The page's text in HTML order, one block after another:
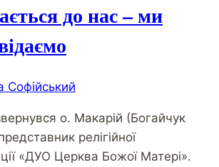
до нас – ми
Софійський
о. Макарій (Богайчук
релігійної
«ДУО Церква Божої Матері».